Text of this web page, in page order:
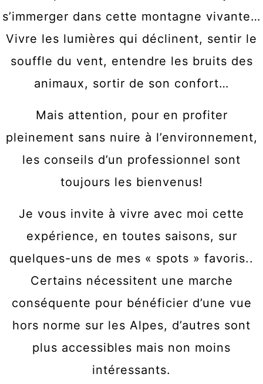
s’immerger dans cette montagne vivante…
Vivre les lumières qui déclinent, sentir le
souffle du vent, entendre les bruits des
animaux, sortir de son confort…
Mais attention, pour en profiter
pleinement sans nuire à l’environnement,
les conseils d’un professionnel sont
toujours les bienvenus!
Je vous invite à vivre avec moi cette
expérience, en toutes saisons, sur
quelques-uns de mes « spots » favoris..
Certains nécessitent une marche
conséquente pour bénéficier d’une vue
hors norme sur les Alpes, d’autres sont
plus accessibles mais non moins
intéressants.